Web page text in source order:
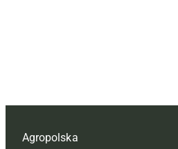
Agropolska